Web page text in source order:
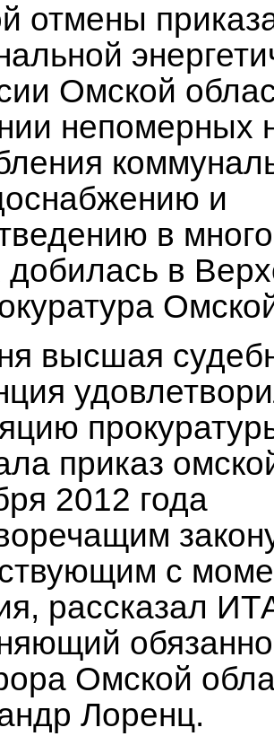
отмены
Омской
непомерных
и
в
в
высшая
приказ
2012 года
с
рассказал
Омской
Лоренц.